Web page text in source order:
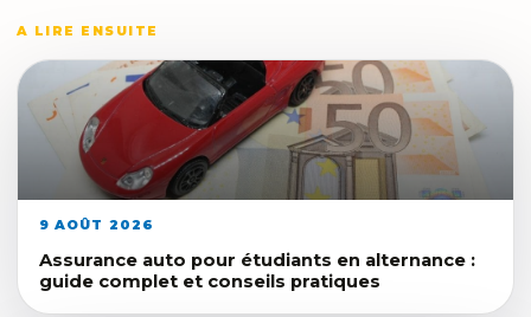
A LIRE ENSUITE
9 AOÛT 2026
Assurance auto pour étudiants en alternance :
guide complet et conseils pratiques